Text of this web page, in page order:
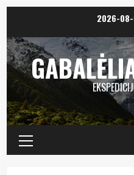
content
2026-
Primary
Menu